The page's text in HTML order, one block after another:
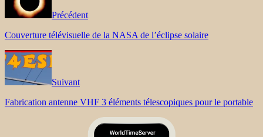
Précédent
Couverture télévisuelle de la NASA de l’éclipse solaire
Suivant
Fabrication antenne VHF 3 éléments télescopiques pour le portable